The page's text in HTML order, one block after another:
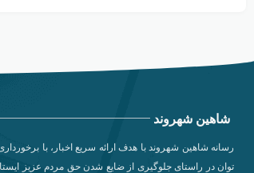
شاهین شهروند
رسانه شاهین شهروند با هدف ارائه سریع اخبار، با برخورداری
توان در راستای جلوگیری از ضایع شدن حق مردم عزیز